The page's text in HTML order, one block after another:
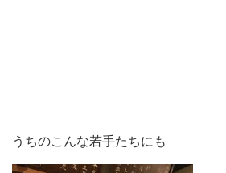
うちのこんな若手たちにも